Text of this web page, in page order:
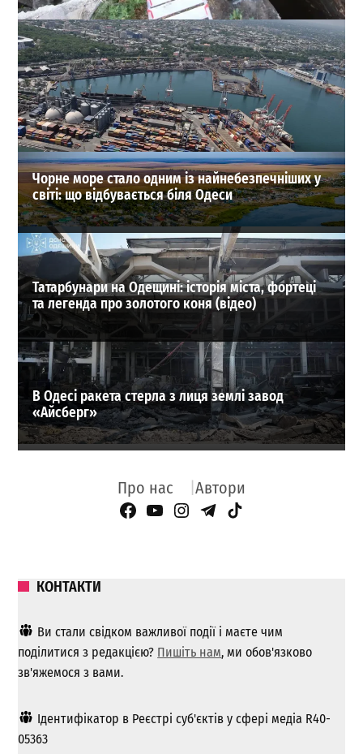
Сенсація на Приморському бульварі: археологи
Одеси знайшли одну з веж Османського замку
Хаджибей
03-08-2026 в 08:49
ВИБІР РЕДАКЦІЇ
Чорне море стало одним із найнебезпечніших у
світі: що відбувається біля Одеси
Татарбунари на Одещині: історія міста, фортеці
та легенда про золотого коня (відео)
В Одесі ракета стерла з лиця землі завод
«Айсберг»
Про нас Автори
Facebook Page
YouTube
Instagram
Telegram
TikTok
КОНТАКТИ
Ви стали свідком важливої ​​події і маєте чим
поділитися з редакцією? Пишіть нам, ми обов'язково
зв'яжемося з вами.
Ідентифікатор в Реєстрі суб'єктів у сфері медіа R40-
05363